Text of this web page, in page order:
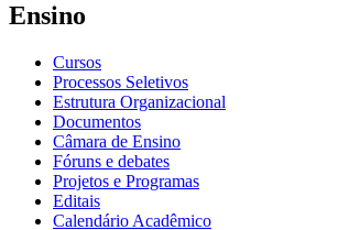
Ensino
Cursos
Processos Seletivos
Estrutura Organizacional
Documentos
Câmara de Ensino
Fóruns e debates
Projetos e Programas
Editais
Calendário Acadêmico